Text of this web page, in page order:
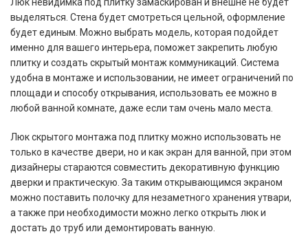
выделяться. Стена будет смотреться цельной, оформление
будет единым. Можно выбрать модель, которая подойдет
именно для вашего интерьера, поможет закрепить любую
плитку и создать скрытый монтаж коммуникаций. Система
удобна в монтаже и использовании, не имеет ограничений по
площади и способу открывания, использовать ее можно в
любой ванной комнате, даже если там очень мало места.
Люк скрытого монтажа под плитку можно использовать не
только в качестве двери, но и как экран для ванной, при этом
дизайнеры стараются совместить декоративную функцию
дверки и практическую. За таким открывающимся экраном
можно поставить полочку для незаметного хранения утвари,
а также при необходимости можно легко открыть люк и
достать до труб или демонтировать ванную.